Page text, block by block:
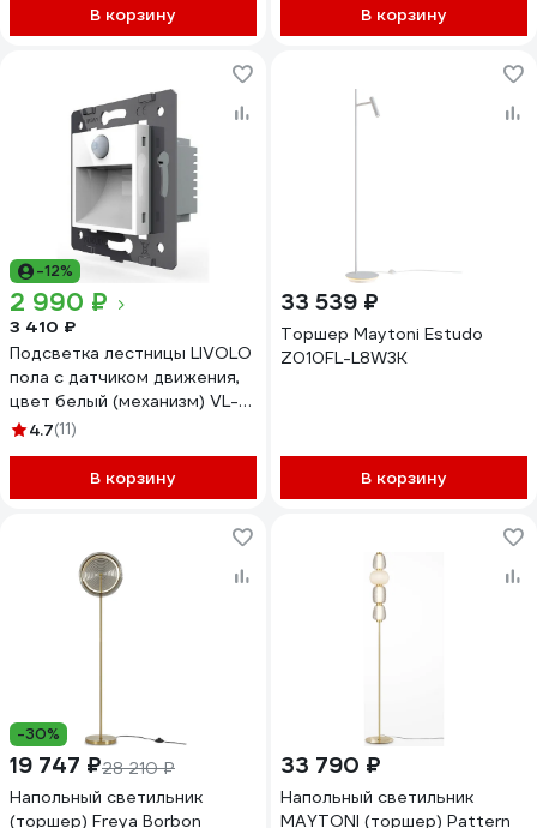
В корзину В корзину
-12%
2 990 ₽
3 410 ₽
Подсветка лестницы LIVOLO
пола с датчиком движения,
цвет белый (механизм) VL-
C7-01JDRG-11
4.7(11)
В корзину
33 539 ₽
Торшер Maytoni Estudo
Z010FL-L8W3K
В корзину
-30%
19 747 ₽28 210 ₽
Напольный светильник
(торшер) Freya Borbon
33 790 ₽
Напольный светильник
MAYTONI (торшер) Pattern